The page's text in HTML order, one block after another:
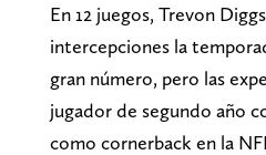
En 12 juegos, Trevon
intercepciones la
gran número, pero las
jugador de segundo año
como cornerback en la